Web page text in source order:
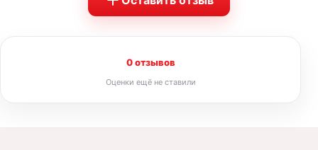
0 отзывов
Оценки ещё не ставили